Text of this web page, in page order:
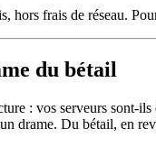
hors frais de réseau.
du bétail
: vos serveurs sont-
drame. Du bétail, en